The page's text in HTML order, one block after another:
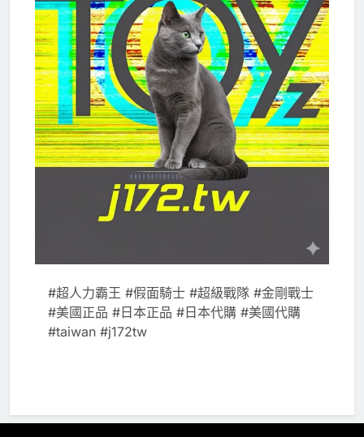
#超人力霸王 #假面騎士 #超級戰隊 #金剛戰士
#美國正品 #日本正品 #日本代購 #美國代購
#taiwan #j172tw